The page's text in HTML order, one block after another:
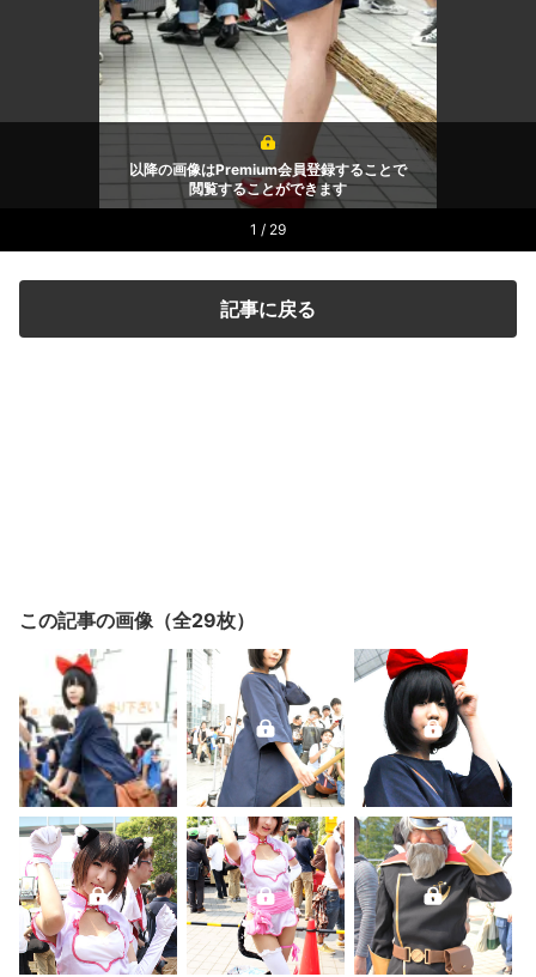
以降の画像はPremium会員登録することで
閲覧することができます
1 / 29
記事に戻る
この記事の画像（全29枚）